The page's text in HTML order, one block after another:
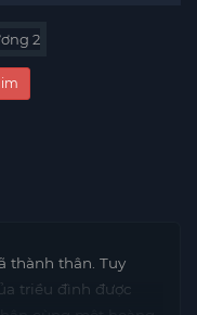
thành thân. Tuy
triều đình được